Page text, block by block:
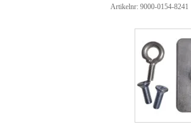
Artikelnr: 9000-0154-8241